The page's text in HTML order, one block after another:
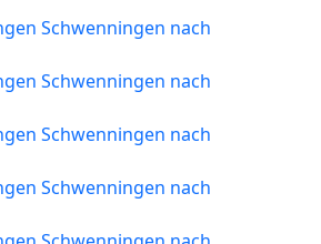
Schwenningen nach
Schwenningen nach
Schwenningen nach
Schwenningen nach